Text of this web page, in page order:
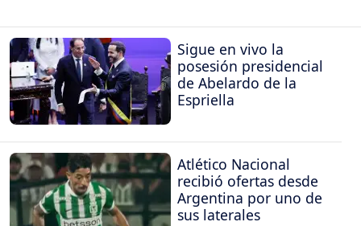
Sigue en vivo la
posesión presidencial
de Abelardo de la
Espriella
Atlético Nacional
recibió ofertas desde
Argentina por uno de
sus laterales